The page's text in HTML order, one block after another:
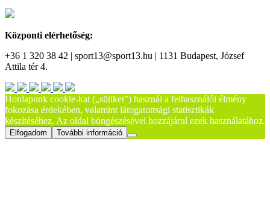
Központi elérhetőség:
+36 1 320 38 42 | sport13@sport13.hu | 1131 Budapest, József
Attila tér 4.
Honlapunk cookie-kat („sütiket”) használ a felhasználói élmény
fokozása érdekében, valamint látogatottsági statisztikák
készítéséhez. Az oldal böngészésével hozzájárul ezek használatához.
Elfogadom További információ